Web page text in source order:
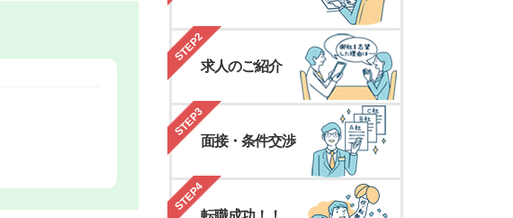
STEP2
求人のご紹介
STEP3
面接・条件交渉
STEP4